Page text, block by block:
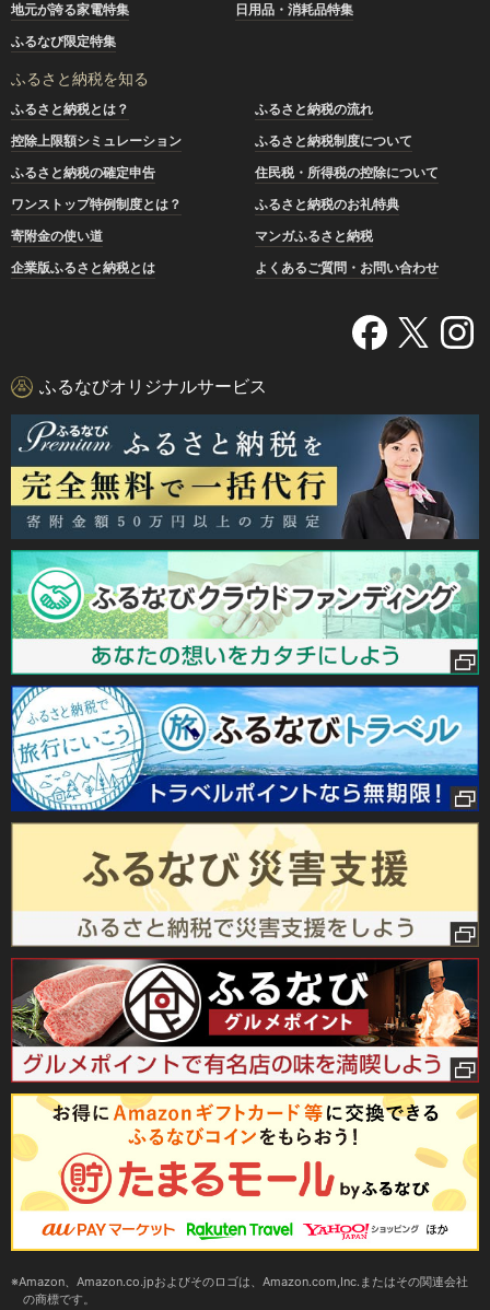
地元が誇る家電特集
日用品・消耗品特集
ふるなび限定特集
ふるさと納税を知る
ふるさと納税とは？
ふるさと納税の流れ
控除上限額シミュレーション
ふるさと納税制度について
ふるさと納税の確定申告
住民税・所得税の控除について
ワンストップ特例制度とは？
ふるさと納税のお礼特典
寄附金の使い道
マンガふるさと納税
企業版ふるさと納税とは
よくあるご質問・お問い合わせ
ふるなびオリジナルサービス
Amazon、Amazon.co.jpおよびそのロゴは、Amazon.com,Inc.またはその関連会社
の商標です。